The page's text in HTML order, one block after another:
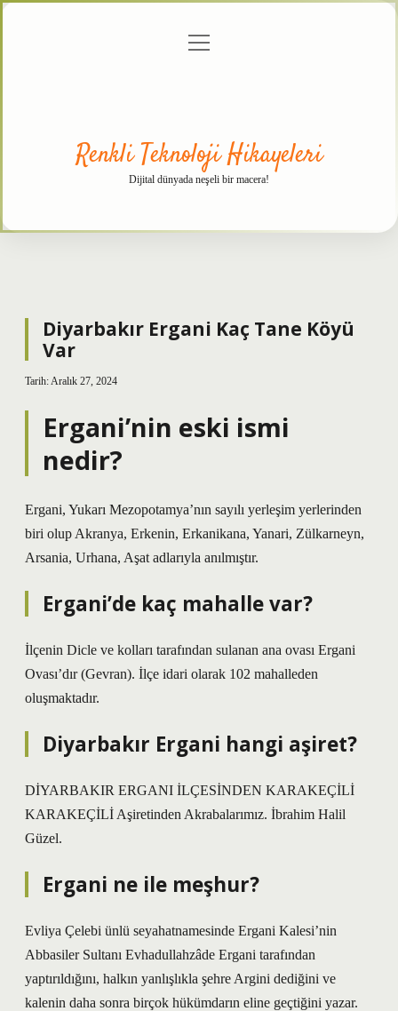
menüyü
Renkli Teknoloji Hikayeleri
Dijital dünyada neşeli bir macera!
Diyarbakır Ergani Kaç Tane Köyü
Var
Tarih: Aralık 27, 2024
Ergani’nin eski ismi
nedir?
Ergani, Yukarı Mezopotamya’nın sayılı yerleşim yerlerinden
biri olup Akranya, Erkenin, Erkanikana, Yanari, Zülkarneyn,
Arsania, Urhana, Aşat adlarıyla anılmıştır.
Ergani’de kaç mahalle var?
İlçenin Dicle ve kolları tarafından sulanan ana ovası Ergani
Ovası’dır (Gevran). İlçe idari olarak 102 mahalleden
oluşmaktadır.
Diyarbakır Ergani hangi aşiret?
DİYARBAKIR ERGANI İLÇESİNDEN KARAKEÇİLİ
KARAKEÇİLİ Aşiretinden Akrabalarımız. İbrahim Halil
Güzel.
Ergani ne ile meşhur?
Evliya Çelebi ünlü seyahatnamesinde Ergani Kalesi’nin
Abbasiler Sultanı Evhadullahzâde Ergani tarafından
yaptırıldığını, halkın yanlışlıkla şehre Argini dediğini ve
kalenin daha sonra birçok hükümdarın eline geçtiğini yazar.